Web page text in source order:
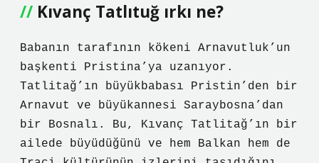
Kıvanç Tatlıtuğ ırkı ne?
Babanın tarafının kökeni Arnavutluk’un
başkenti Pristina’ya uzanıyor.
Tatlitağ’ın büyükbabası Pristin’den bir
Arnavut ve büyükannesi Saraybosna’dan
bir Bosnalı. Bu, Kıvanç Tatlitağ’ın bir
ailede büyüdüğünü ve hem Balkan hem de